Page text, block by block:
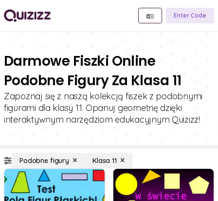
Enter Code
Darmowe Fiszki Online
Podobne Figury Za Klasa 11
Zapoznaj się z naszą kolekcją fiszek z podobnymi
figurami dla klasy 11. Opanuj geometrię dzięki
interaktywnym narzędziom edukacyjnym Quizizz!
Podobne figury Klasa 11